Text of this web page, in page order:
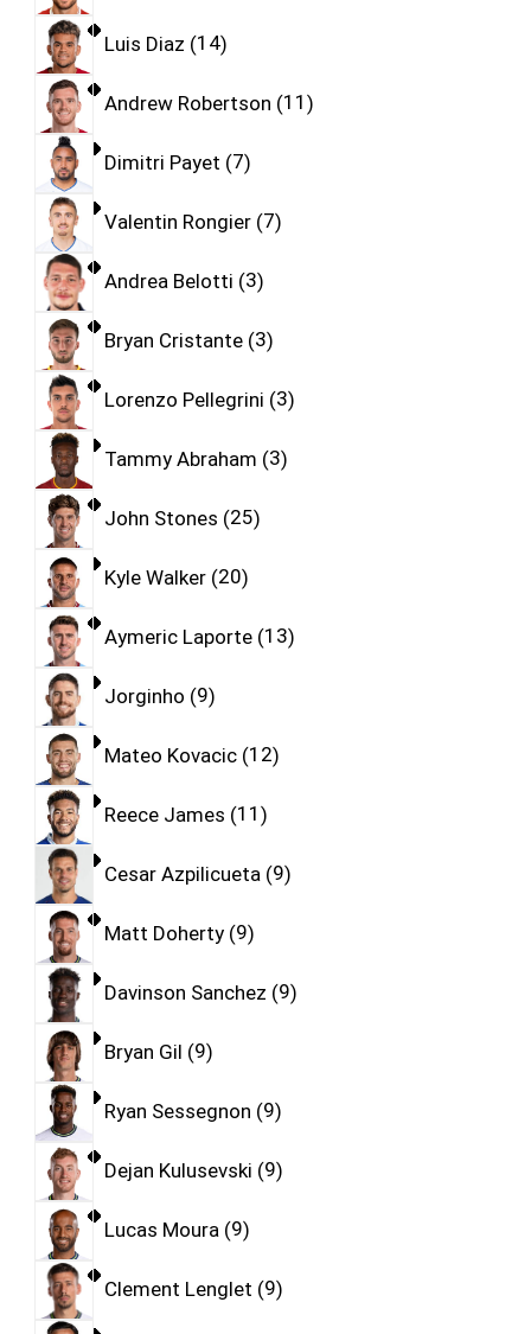
Luis Diaz 14
Andrew Robertson 11
Dimitri Payet 7
Valentin Rongier 7
Andrea Belotti 3
Bryan Cristante 3
Lorenzo Pellegrini 3
Tammy Abraham 3
John Stones 25
Kyle Walker 20
Aymeric Laporte 13
Jorginho 9
Mateo Kovacic 12
Reece James 11
Cesar Azpilicueta 9
Matt Doherty 9
Davinson Sanchez 9
Bryan Gil 9
Ryan Sessegnon 9
Dejan Kulusevski 9
Lucas Moura 9
Clement Lenglet 9